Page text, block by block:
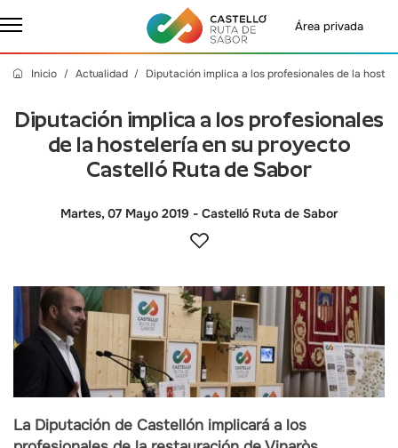
Área privada
Inicio Actualidad Diputación implica a los profesionales de la
Diputación implica a los profesionales
de la hostelería en su proyecto
Castelló Ruta de Sabor
Martes, 07 Mayo 2019 - Castelló Ruta de Sabor
La Diputación de Castellón implicará a los